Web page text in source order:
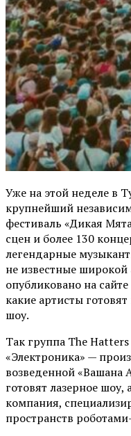
Уже на этой неделе в
крупнейший
фестиваль «Дикая
сцен и более 130
легендарные
не известные
опубликовано на
какие артисты
шоу.
Так группа The
«Электроника» —
возведенной «Вашана
готовят лазерное
компания,
пространств